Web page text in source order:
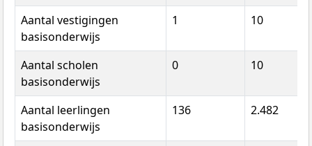
Aantal vestigingen
basisonderwijs
1 10
Aantal scholen
basisonderwijs
0 10
Aantal leerlingen
basisonderwijs
136 2.482